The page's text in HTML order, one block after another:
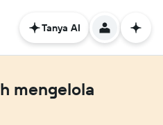
Tanya AI
mengelola